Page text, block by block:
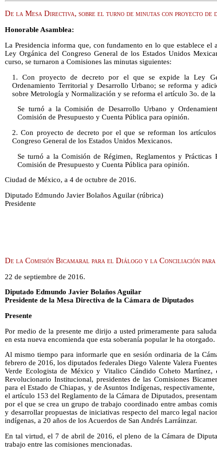
De la Mesa Directiva, sobre el turno de minutas con proyecto de
Honorable Asamblea:
La Presidencia informa que, con fundamento en lo que establece
Ley Orgánica del Congreso General de los Estados Unidos
curso, se turnaron a Comisiones las minutas siguientes:
1. Con proyecto de decreto por el que se expide la Ley
Ordenamiento Territorial y Desarrollo Urbano; se reforma y
sobre Metrología y Normalización y se reforma el artículo 3o. de la
Se turnó a la Comisión de Desarrollo Urbano y
Comisión de Presupuesto y Cuenta Pública para opinión.
2. Con proyecto de decreto por el que se reforman los
Congreso General de los Estados Unidos Mexicanos.
Se turnó a la Comisión de Régimen, Reglamentos y Prácticas
Comisión de Presupuesto y Cuenta Pública para opinión.
Ciudad de México, a 4 de octubre de 2016.
Diputado Edmundo Javier Bolaños Aguilar (rúbrica)
Presidente
De la Comisión Bicamaral para el Diálogo y la Conciliación para
22 de septiembre de 2016.
Diputado Edmundo Javier Bolaños Aguilar
Presidente de la Mesa Directiva de la Cámara de Diputados
Presente
Por medio de la presente me dirijo a usted primeramente para
en esta nueva encomienda que esta soberanía popular le ha otorgado.
Al mismo tiempo para informarle que en sesión ordinaria de la
febrero de 2016, los diputados federales Diego Valente Valera
Verde Ecologista de México y Vitalico Cándido Coheto Martínez,
Revolucionario Institucional, presidentes de las Comisiones
para el Estado de Chiapas, y de Asuntos Indígenas,
el artículo 153 del Reglamento de la Cámara de Diputados,
por el que se crea un grupo de trabajo coordinado entre ambas
y desarrollar propuestas de iniciativas respecto del marco legal
indígenas, a 20 años de los Acuerdos de San Andrés Larráinzar.
En tal virtud, el 7 de abril de 2016, el pleno de la Cámara de
trabajo entre las comisiones mencionadas.